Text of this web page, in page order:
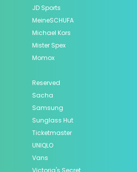
JD Sports
MeineSCHUFA
Michael Kors
Mister Spex
Momox
Reserved
Sacha
Samsung
Sunglass Hut
Ticketmaster
UNIQLO
Vans
Victoria's Secret